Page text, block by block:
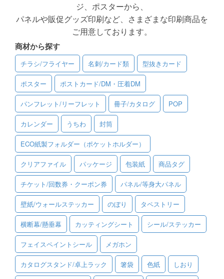
フルデザイン
データ修正
写真からイラスト作成
デザイン制作例
ご利用料金
ご利用ガイド
ご利用の流れ
ご注文方法について
キャンセルについて
FAQ（よくあるご質問）
資料をダウンロード
ご利用規約
お見積り・お問合せ
ジ、ポスターから、
パネルや販促グッズ印刷など、さまざまな印刷商品を
ご用意しております。
商材から探す
チラシ/フライヤー 名刺/カード類 型抜きカード
ポスター ポストカード/DM・圧着DM
パンフレット/リーフレット 冊子/カタログ POP
カレンダー うちわ 封筒
ECO紙製フォルダー（ポケットホルダー）
クリアファイル パッケージ 包装紙 商品タグ
チケット/回数券・クーポン券 パネル/等身大パネル
壁紙/ウォールステッカー のぼり タペストリー
横断幕/懸垂幕 カッティングシート シール/ステッカー
フェイスペイントシール メガホン
カタログスタンド/卓上ラック 箸袋 色紙 しおり